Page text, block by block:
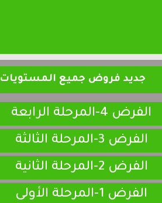
جديد فروض جميع المستويات
الفرض 4-المرحلة الرابعة
الفرض 3-المرحلة الثالثة
الفرض 2-المرحلة الثانية
الفرض 1-المرحلة الأولى